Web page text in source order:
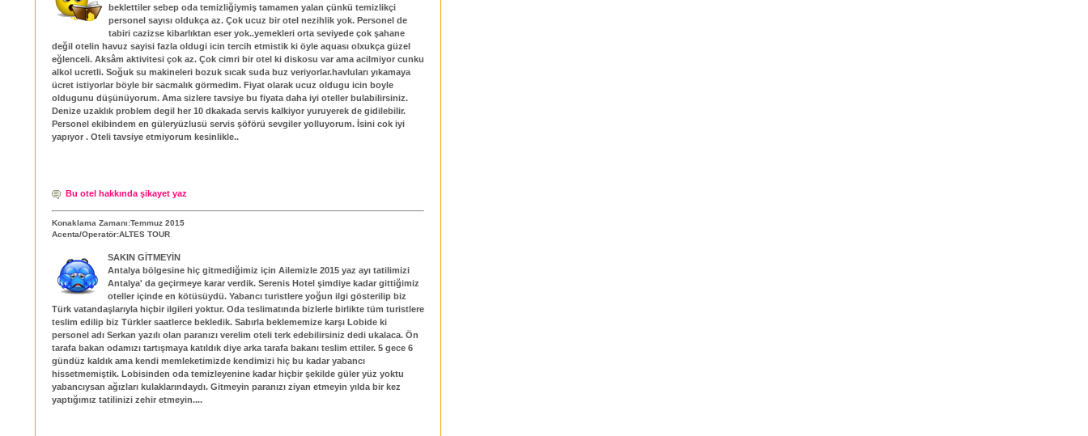
beklettiler sebep oda temizliğiymiş tamamen yalan çünkü temizlikçi
personel sayısı oldukça az. Çok ucuz bir otel nezihlik yok. Personel de
tabiri cazizse kibarlıktan eser yok..yemekleri orta seviyede çok şahane
değil otelin havuz sayisi fazla oldugi icin tercih etmistik ki öyle aquası olxukça güzel
eğlenceli. Aksâm aktivitesi çok az. Çok cimri bir otel ki diskosu var ama acilmiyor cunku
alkol ucretli. Soğuk su makineleri bozuk sıcak suda buz veriyorlar.havluları yıkamaya
ücret istiyorlar böyle bir sacmalık görmedim. Fiyat olarak ucuz oldugu icin boyle
oldugunu düşünüyorum. Ama sizlere tavsiye bu fiyata daha iyi oteller bulabilirsiniz.
Denize uzaklık problem degil her 10 dkakada servis kalkiyor yuruyerek de gidilebilir.
Personel ekibindem en güleryüzlusü servis şöförü sevgiler yolluyorum. İsini cok iyi
yapıyor . Oteli tavsiye etmiyorum kesinlikle..
Bu otel hakkında şikayet yaz
Konaklama Zamanı:Temmuz 2015
Acenta/Operatör:ALTES TOUR
SAKIN GİTMEYİN
Antalya bölgesine hiç gitmediğimiz için Ailemizle 2015 yaz ayı tatilimizi
Antalya' da geçirmeye karar verdik. Serenis Hotel şimdiye kadar gittiğimiz
oteller içinde en kötüsüydü. Yabancı turistlere yoğun ilgi gösterilip biz
Türk vatandaşlarıyla hiçbir ilgileri yoktur. Oda teslimatında bizlerle birlikte tüm turistlere
teslim edilip biz Türkler saatlerce bekledik. Sabırla beklememize karşı Lobide ki
personel adı Serkan yazılı olan paranızı verelim oteli terk edebilirsiniz dedi ukalaca. Ön
tarafa bakan odamızı tartışmaya katıldık diye arka tarafa bakanı teslim ettiler. 5 gece 6
gündüz kaldık ama kendi memleketimizde kendimizi hiç bu kadar yabancı
hissetmemiştik. Lobisinden oda temizleyenine kadar hiçbir şekilde güler yüz yoktu
yabancıysan ağızları kulaklarındaydı. Gitmeyin paranızı ziyan etmeyin yılda bir kez
yaptığımız tatilinizi zehir etmeyin....